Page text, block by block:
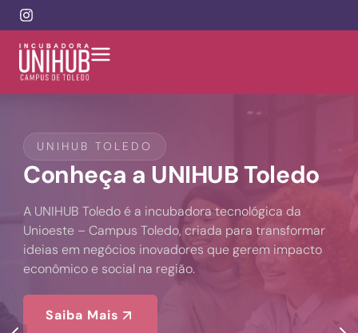
UNIHUB TOLEDO
Conheça a UNIHUB Toledo
A UNIHUB Toledo é a incubadora tecnológica da
Unioeste – Campus Toledo, criada para transformar
ideias em negócios inovadores que gerem impacto
econômico e social na região.
Saiba Mais